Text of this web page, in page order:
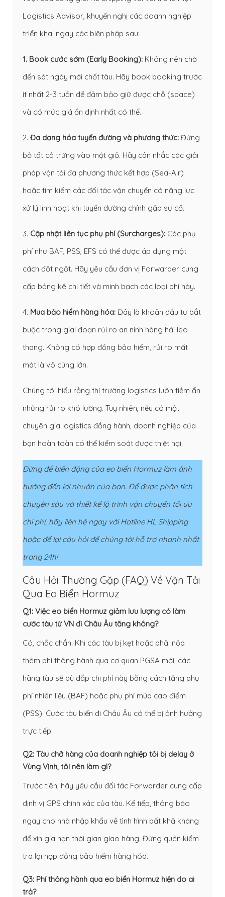
Logistics Advisor, khuyến nghị các doanh nghiệp
triển khai ngay các biện pháp sau:
1. Book cước sớm (Early Booking): Không nên chờ
đến sát ngày mới chốt tàu. Hãy book booking trước
ít nhất 2-3 tuần để đảm bảo giữ được chỗ (space)
và có mức giá ổn định nhất có thể.
2. Đa dạng hóa tuyến đường và phương thức: Đừng
bỏ tất cả trứng vào một giỏ. Hãy cân nhắc các giải
pháp vận tải đa phương thức kết hợp (Sea-Air)
hoặc tìm kiếm các đối tác vận chuyển có năng lực
xử lý linh hoạt khi tuyến đường chính gặp sự cố.
3. Cập nhật liên tục phụ phí (Surcharges): Các phụ
phí như BAF, PSS, EFS có thể được áp dụng một
cách đột ngột. Hãy yêu cầu đơn vị Forwarder cung
cấp bảng kê chi tiết và minh bạch các loại phí này.
4. Mua bảo hiểm hàng hóa: Đây là khoản đầu tư bắt
buộc trong giai đoạn rủi ro an ninh hàng hải leo
thang. Không có hợp đồng bảo hiểm, rủi ro mất
mát là vô cùng lớn.
Chúng tôi hiểu rằng thị trường logistics luôn tiềm ẩn
những rủi ro khó lường. Tuy nhiên, nếu có một
chuyên gia logistics đồng hành, doanh nghiệp của
bạn hoàn toàn có thể kiểm soát được thiệt hại.
Đừng để biến động của eo biển Hormuz làm ảnh
hưởng đến lợi nhuận của bạn. Để được phân tích
chuyên sâu và thiết kế lộ trình vận chuyển tối ưu
chi phí, hãy liên hệ ngay với Hotline HL Shipping
hoặc để lại câu hỏi để chúng tôi hỗ trợ nhanh nhất
trong 24h!
Câu Hỏi Thường Gặp (FAQ) Về Vận Tải
Qua Eo Biển Hormuz
Q1: Việc eo biển Hormuz giảm lưu lượng có làm
cước tàu từ VN đi Châu Âu tăng không?
Có, chắc chắn. Khi các tàu bị kẹt hoặc phải nộp
thêm phí thông hành qua cơ quan PGSA mới, các
hãng tàu sẽ bù đắp chi phí này bằng cách tăng phụ
phí nhiên liệu (BAF) hoặc phụ phí mùa cao điểm
(PSS). Cước tàu biển đi Châu Âu có thể bị ảnh hưởng
trực tiếp.
Q2: Tàu chở hàng của doanh nghiệp tôi bị delay ở
Vùng Vịnh, tôi nên làm gì?
Trước tiên, hãy yêu cầu đối tác Forwarder cung cấp
định vị GPS chính xác của tàu. Kế tiếp, thông báo
ngay cho nhà nhập khẩu về tình hình bất khả kháng
để xin gia hạn thời gian giao hàng. Đừng quên kiểm
tra lại hợp đồng bảo hiểm hàng hóa.
Q3: Phí thông hành qua eo biển Hormuz hiện do ai
trả?